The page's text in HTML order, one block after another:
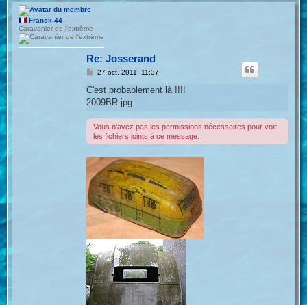
u
Franck-44
Caravanier de l'extrême
Re: Josserand
M
s
a
e
27 oct. 2011, 11:37
C'est probablement là !!!!
2009BR.jpg
Vous n’avez pas les permissions nécessaires pour voir
les fichiers joints à ce message.